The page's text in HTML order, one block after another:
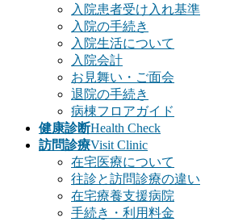
入院患者受け入れ基準
入院の手続き
入院生活について
入院会計
お見舞い・ご面会
退院の手続き
病棟フロアガイド
健康診断Health Check
訪問診療Visit Clinic
在宅医療について
往診と訪問診療の違い
在宅療養支援病院
手続き・利用料金